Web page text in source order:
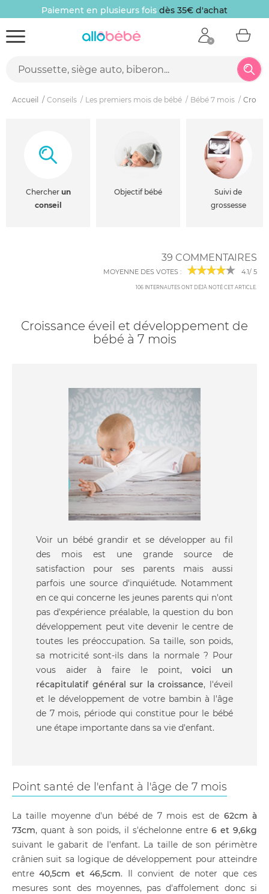
Paiement en plusieurs fois dès 35€ d'achat
Accueil Conseils Les premiers mois de bébé Bébé 7 mois
Chercher un
conseil
Objectif bébé
Suivi de
grossesse
39 COMMENTAIRES
MOYENNE DES VOTES : 4.1/ 5
106 INTERNAUTES ONT DÉJÀ NOTÉ CET ARTICLE.
Croissance éveil et développement de
bébé à 7 mois
Voir un bébé grandir et se développer au fil
des mois est une grande source de
satisfaction pour ses parents mais aussi
parfois une source d'inquiétude. Notamment
en ce qui concerne les jeunes parents qui n'ont
pas d'expérience préalable, la question du bon
développement peut vite devenir le centre de
toutes les préoccupation. Sa taille, son poids,
sa motricité sont-ils dans la normale ? Pour
vous aider à faire le point,voici un
récapitulatif général sur la croissance, l'éveil
et le développement de votre bambin à l'âge
de 7 mois, période qui constitue pour le bébé
une étape importante dans sa vie d'enfant.
Point santé de l'enfant à l'âge de 7 mois
La taille moyenne d'un bébé de 7 mois est de 62cm à
73cm, quant à son poids, il s'échelonne entre 6 et 9,6kg
suivant le gabarit de l'enfant. La taille de son périmètre
crânien suit sa logique de développement pour atteindre
entre40,5cm et 46,5cm. Il convient de noter que ces
mesures sont des moyennes, pas d'affolement donc si